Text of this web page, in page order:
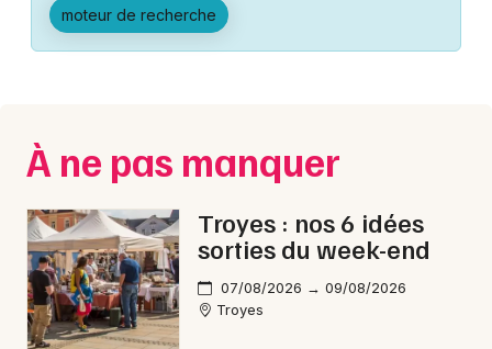
Foires & salons
Sports
Soirées
Sorties famille
Expos
Montpellier
Paris
Strasbourg
Toulouse
Toutes les villes
moteur de recherche
À ne pas manquer
Troyes : nos 6 idées
sorties du week-end
07/08/2026 → 09/08/2026
Troyes